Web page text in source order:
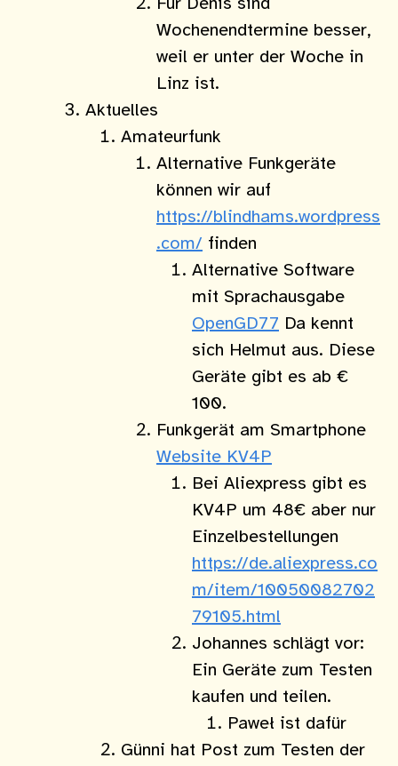
Wochenendtermine besser,
weil er unter der Woche in
Linz ist.
Aktuelles
Amateurfunk
Alternative Funkgeräte
können wir auf
https://blindhams.wordpress
.com/ finden
Alternative Software
mit Sprachausgabe
OpenGD77 Da kennt
sich Helmut aus. Diese
Geräte gibt es ab €
100.
Funkgerät am Smartphone
Website KV4P
Bei Aliexpress gibt es
KV4P um 48€ aber nur
Einzelbestellungen
https://de.aliexpress.co
m/item/10050082702
79105.html
Johannes schlägt vor:
Ein Geräte zum Testen
kaufen und teilen.
Paweł ist dafür
Günni hat Post zum Testen der